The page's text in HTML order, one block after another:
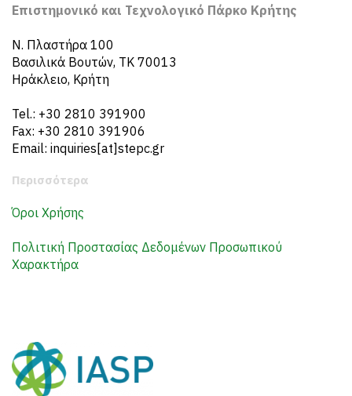
Επιστημονικό και Τεχνολογικό Πάρκο Κρήτης
N. Πλαστήρα 100
Βασιλικά Βουτών, ΤΚ 70013
Ηράκλειο, Κρήτη
Tel.: +30 2810 391900
Fax: +30 2810 391906
Email: inquiries[at]stepc.gr
Περισσότερα
Όροι Χρήσης
Πολιτική Προστασίας Δεδομένων Προσωπικού
Χαρακτήρα